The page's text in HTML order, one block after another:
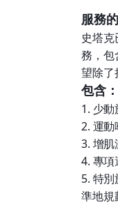
服務
史塔
務，包
望除了
包含：
1. 少
2. 運
3. 增
4. 專項
5. 特
準地規